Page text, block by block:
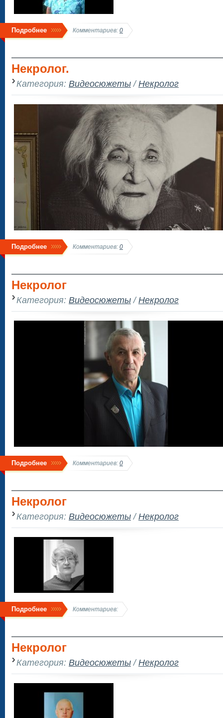
Подробнее Комментариев: 0
Некролог.
Категория: Видеосюжеты/Некролог
Подробнее Комментариев: 0
Некролог
Категория: Видеосюжеты/Некролог
Подробнее Комментариев: 0
Некролог
Категория: Видеосюжеты/Некролог
Подробнее Комментариев:
Некролог
Категория: Видеосюжеты/Некролог